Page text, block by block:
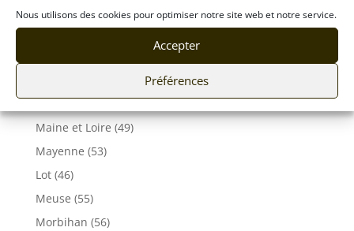
Nous utilisons des cookies pour optimiser notre site web et notre service.
Accepter
Préférences
Jura (39)
Landes (40)
Loiret (45)
Maine et Loire (49)
Mayenne (53)
Lot (46)
Meuse (55)
Morbihan (56)